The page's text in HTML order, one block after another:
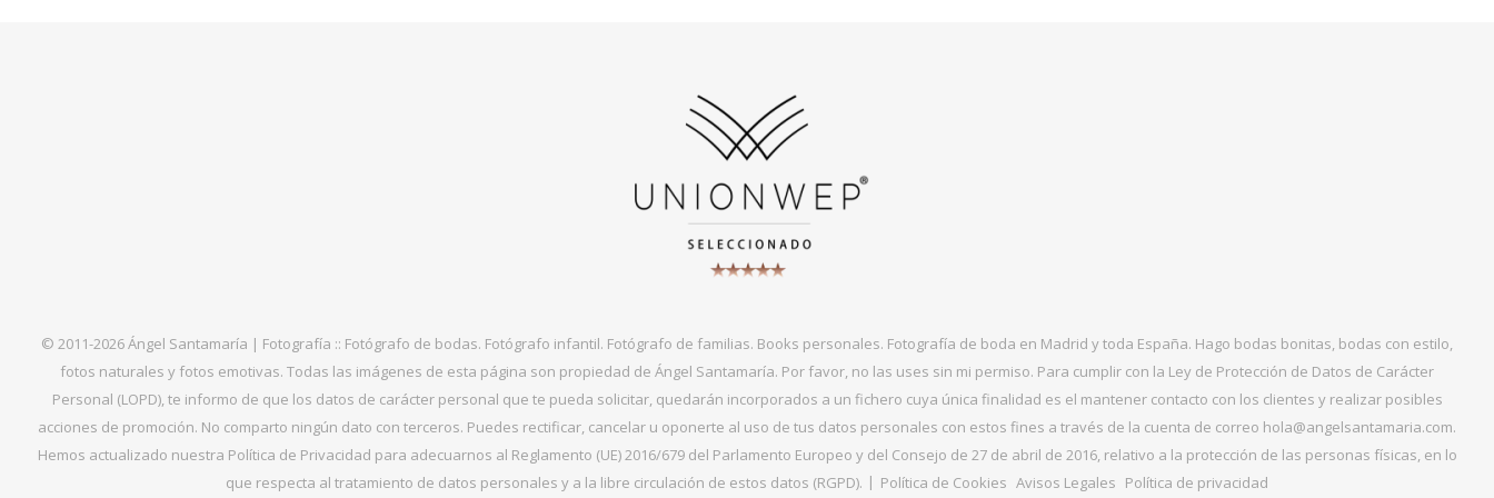
© 2011-2026 Ángel Santamaría | Fotografía :: Fotógrafo de bodas. Fotógrafo infantil. Fotógrafo de familias. Books personales. Fotografía de boda en Madrid y toda España. Hago bodas bonitas, bodas con estilo,
fotos naturales y fotos emotivas. Todas las imágenes de esta página son propiedad de Ángel Santamaría. Por favor, no las uses sin mi permiso. Para cumplir con la Ley de Protección de Datos de Carácter
Personal (LOPD), te informo de que los datos de carácter personal que te pueda solicitar, quedarán incorporados a un fichero cuya única finalidad es el mantener contacto con los clientes y realizar posibles
acciones de promoción. No comparto ningún dato con terceros. Puedes rectificar, cancelar u oponerte al uso de tus datos personales con estos fines a través de la cuenta de correo hola@angelsantamaria.com.
Hemos actualizado nuestra Política de Privacidad para adecuarnos al Reglamento (UE) 2016/679 del Parlamento Europeo y del Consejo de 27 de abril de 2016, relativo a la protección de las personas físicas, en lo
que respecta al tratamiento de datos personales y a la libre circulación de estos datos (RGPD).
Política de Cookies Avisos Legales Política de privacidad